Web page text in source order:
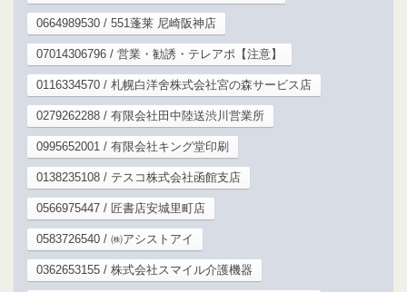
0664989530 / 551蓬莱 尼崎阪神店
07014306796 / 営業・勧誘・テレアポ【注意】
0116334570 / 札幌白洋舍株式会社宮の森サービス店
0279262288 / 有限会社田中陸送渋川営業所
0995652001 / 有限会社キング堂印刷
0138235108 / テスコ株式会社函館支店
0566975447 / 匠書店安城里町店
0583726540 / ㈱アシストアイ
0362653155 / 株式会社スマイル介護機器